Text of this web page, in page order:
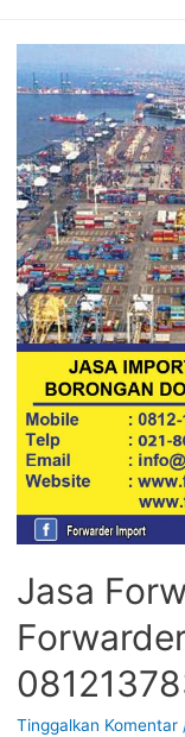
Jasa
Tinggalkan Komentar